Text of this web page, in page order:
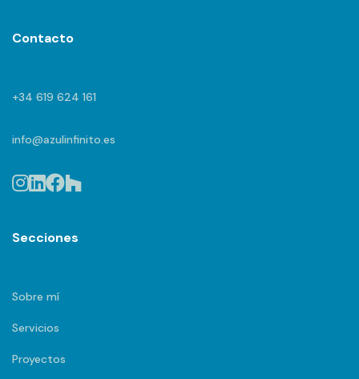
Contacto
+34 619 624 161
info@azulinfinito.es
Secciones
Sobre mí
Servicios
Proyectos